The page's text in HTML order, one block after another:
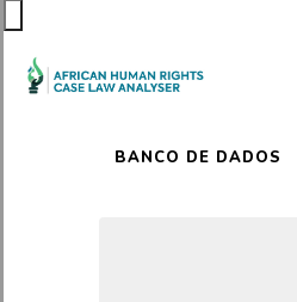
BANCO DE DADOS